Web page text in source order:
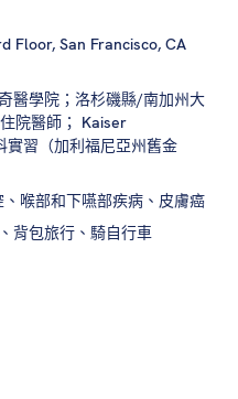
Floor, San Francisco, CA
醫學院；洛杉磯縣/南加州大
院醫師； Kaiser
習（加利福尼亞州舊金
喉部和下嚥部疾病、皮膚癌
背包旅行、騎自行車